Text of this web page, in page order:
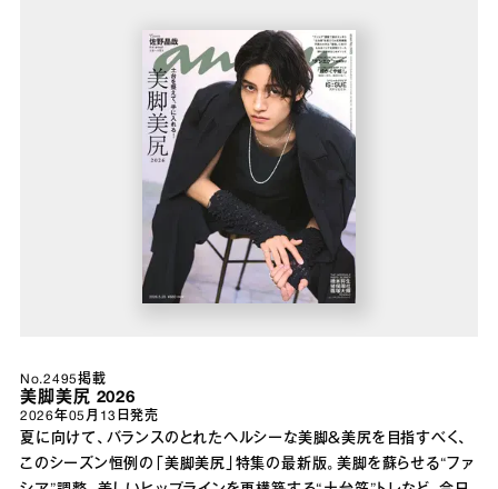
No.2495掲載
美脚美尻 2026
2026年05月13日 発売
夏に向けて、バランスのとれたヘルシーな美脚＆美尻を目指すべく、
このシーズン恒例の「美脚美尻」特集の最新版。美脚を蘇らせる“ファ